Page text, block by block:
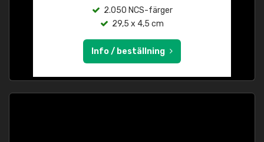
2.050 NCS-färger
29,5 x 4,5 cm
Info / beställning